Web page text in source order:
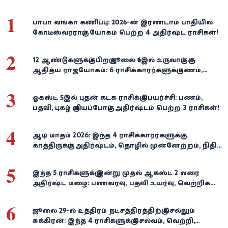
1
பாபா வங்கா கணிப்பு: 2026-ன் இரண்டாம் பாதியில்
கோடீஸ்வரராகும் யோகம் பெற்ற 4 அதிர்ஷ்ட ராசிகள்!
2
12 ஆண்டுகளுக்குப் பிறகு ஜூலை 16இல் உருவாகும் குரு
ஆதித்ய ராஜயோகம்: 6 ராசிக்காரர்களுக்கு பணம்,
3
ஓகஸ்ட் 5இல் புதன் கடக ராசிக்கு பெயர்ச்சி: பணம்,
பதவி, புகழ் குவியப்போகும் அதிர்ஷ்டம் பெற்ற 3 ராசிகள்!
4
ஆடி மாதம் 2026: இந்த 4 ராசிக்காரர்களுக்கு
காத்திருக்கும் அதிர்ஷ்டம், தொழில் முன்னேற்றம், நிதி
5
இந்த 5 ராசிகளுக்கு இன்று முதல் ஆகஸ்ட் 2 வரை
அதிர்ஷ்ட மழை: பணவரவு, பதவி உயர்வு, வெற்றிகள்
6
ஜூலை 29-ல் உத்திரம் நட்சத்திரத்திற்கு செல்லும்
சுக்கிரன்: இந்த 4 ராசிகளுக்கு செல்வம், வெற்றி,